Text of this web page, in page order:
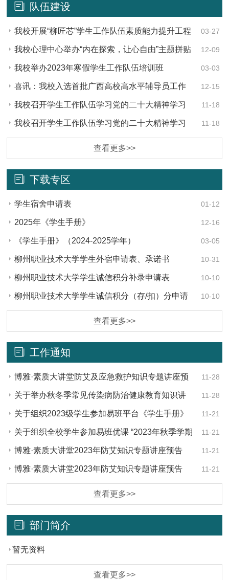
队伍建设
03-27
我校开展“柳匠芯”学生工作队伍素质能力提升工程
（第四期）： 辅导员法律素养与风险防范专题培训班 12-09
我校心理中心举办“内在探索，让心自由”主题拼贴
画心理健康教育活动 03-03
我校举办2023年寒假学生工作队伍培训班
12-15
喜讯：我校入选首批广西高校高水平辅导员工作
室建设项目 11-18
我校召开学生工作队伍学习党的二十大精神学习
会 11-18
我校召开学生工作队伍学习党的二十大精神学习
查看更多>>
下载专区
01-12
学生宿舍申请表
12-16
2025年《学生手册》
03-05
《学生手册》（2024-2025学年）
10-31
柳州职业技术大学学生外宿申请表、承诺书
10-10
柳州职业技术大学学生诚信积分补录申请表
10-10
柳州职业技术大学学生诚信积分（存/扣）分申请
查看更多>>
工作通知
11-28
博雅·素质大讲堂防艾及应急救护知识专题讲座预
告 11-28
关于举办秋冬季常见传染病防治健康教育知识讲
座的通知 11-21
关于组织2023级学生参加易班平台《学生手册》
管理规定知识考试的通知 11-21
关于组织全校学生参加易班优课 “2023年秋季学期
禁毒知识竞赛”的通知 11-21
博雅·素质大讲堂2023年防艾知识专题讲座预告
11-21
博雅·素质大讲堂2023年防艾知识专题讲座预告
查看更多>>
部门简介
暂无资料
查看更多>>